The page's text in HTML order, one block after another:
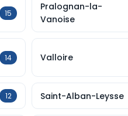
15
Pralognan-la-
Vanoise
14 Valloire
12 Saint-Alban-Leysse